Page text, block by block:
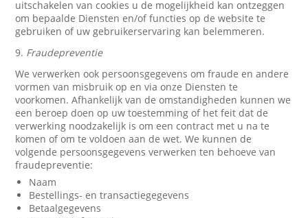
uitschakelen van cookies u de mogelijkheid kan ontzeggen
om bepaalde Diensten en/of functies op de website te
gebruiken of uw gebruikerservaring kan belemmeren.
9. Fraudepreventie
We verwerken ook persoonsgegevens om fraude en andere
vormen van misbruik op en via onze Diensten te
voorkomen. Afhankelijk van de omstandigheden kunnen we
een beroep doen op uw toestemming of het feit dat de
verwerking noodzakelijk is om een contract met u na te
komen of om te voldoen aan de wet. We kunnen de
volgende persoonsgegevens verwerken ten behoeve van
fraudepreventie:
Naam
Bestellings- en transactiegegevens
Betaalgegevens